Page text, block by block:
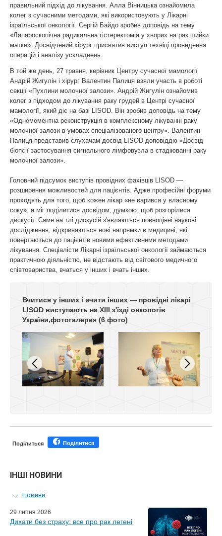
правильний підхід до лікування. Алла Вінницька ознайомила
колег з сучасними методами, які використовують у Лікарні
ізраїльської онкології. Сергій Байдо зробив доповідь на тему
«Лапароскопічна радикальна гістеректомія у хворих на рак шийки
матки». Досвідчений хірург присвятив виступ техніці проведення
операцій і аналізу ускладнень.
В той же день, 27 травня, керівник Центру сучасної мамології
Андрій Жигулін і хірург Валентин Палиця взяли участь в роботі
секції «Пухлини молочної залози». Андрій Жигулін ознайомив
колег з підходом до лікування раку грудей в Центрі сучасної
мамології, який діє на базі LISOD. Він зробив доповідь на тему
«Одномоментна реконструкція в комплексному лікуванні раку
молочної залози в умовах спеціалізованого центру». Валентин
Палиця представив слухачам досвід LISOD доповіддю «Досвід
біопсії застосування сигнального лімфовузла в стадіюванні раку
молочної залози».
Головний підсумок виступів провідних фахівців LISOD —
розширення можливостей для пацієнтів. Адже професійні форуми
проходять для того, щоб кожен лікар «не варився у власному
соку», а міг поділитися досвідом, думкою, щоб розгорілися
дискусії. Саме на тлі дискусій з'являються повноцінні наукові
дослідження, відкриваються нові напрямки в медицині, які
повертаються до пацієнтів новими ефективними методами
лікування. Спеціалісти Лікарні ізраїльської онкології займаються
практичною діяльністю, не відстають від світового медичного
співтовариства, вчаться у інших і вчать інших.
Вчитися у інших і вчити інших — провідні лікарі
LISOD виступають на XIII з'їзді онкологів
України,фотогалерея (6 фото)
Поділиться Поділитися
ІНШІ НОВИНИ
Новини
Персональний гід
Майстер-класи для лікарів
29 липня 2026
Дихати без страху: все про рак легені